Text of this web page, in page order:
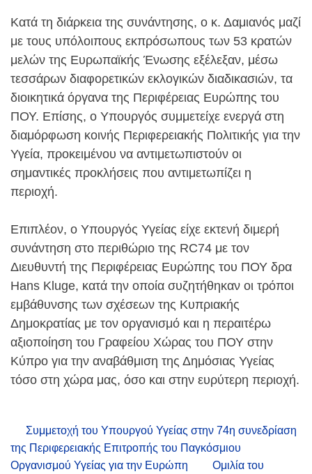
Κατά τη διάρκεια της συνάντησης, ο κ. Δαμιανός μαζί
με τους υπόλοιπους εκπρόσωπους των 53 κρατών
μελών της Ευρωπαϊκής Ένωσης εξέλεξαν, μέσω
τεσσάρων διαφορετικών εκλογικών διαδικασιών, τα
διοικητικά όργανα της Περιφέρειας Ευρώπης του
ΠΟΥ. Επίσης, ο Υπουργός συμμετείχε ενεργά στη
διαμόρφωση κοινής Περιφερειακής Πολιτικής για την
Υγεία, προκειμένου να αντιμετωπιστούν οι
σημαντικές προκλήσεις που αντιμετωπίζει η
περιοχή.
Επιπλέον, ο Υπουργός Υγείας είχε εκτενή διμερή
συνάντηση στο περιθώριο της RC74 με τον
Διευθυντή της Περιφέρειας Ευρώπης του ΠΟΥ δρα
Hans Kluge, κατά την οποία συζητήθηκαν οι τρόποι
εμβάθυνσης των σχέσεων της Κυπριακής
Δημοκρατίας με τον οργανισμό και η περαιτέρω
αξιοποίηση του Γραφείου Χώρας του ΠΟΥ στην
Κύπρο για την αναβάθμιση της Δημόσιας Υγείας
τόσο στη χώρα μας, όσο και στην ευρύτερη περιοχή.
Συμμετοχή του Υπουργού Υγείας στην 74η συνεδρίαση
της Περιφερειακής Επιτροπής του Παγκόσμιου
Οργανισμού Υγείας για την Ευρώπη
Ομιλία του